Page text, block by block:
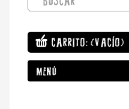
CARRITO: (VACÍO)
MENÚ